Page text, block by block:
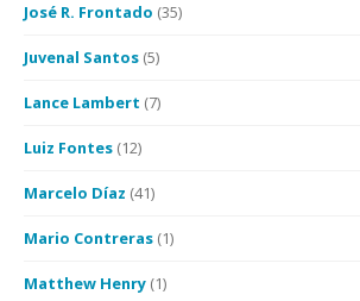
José R. Frontado (35)
Juvenal Santos (5)
Lance Lambert (7)
Luiz Fontes (12)
Marcelo Díaz (41)
Mario Contreras (1)
Matthew Henry (1)